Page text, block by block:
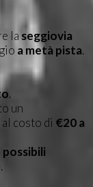
laseggiovia
a metà pista.
.
un
costo di €20 a